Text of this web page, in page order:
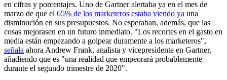
en cifras y porcentajes. Uno de Gartner alertaba ya en el mes de
marzo de que el 65% de los marketeros estaba viendo ya una
disminución en sus presupuestos. No esperaban, además, que las
cosas mejorasen en un futuro inmediato. "Los recortes en el gasto en
media están empezando a golpear duramente a los marketeros",
señala ahora Andrew Frank, analista y vicepresidente en Gartner,
añadiendo que es "una realidad que empeorará probablemente
durante el segundo trimestre de 2020".